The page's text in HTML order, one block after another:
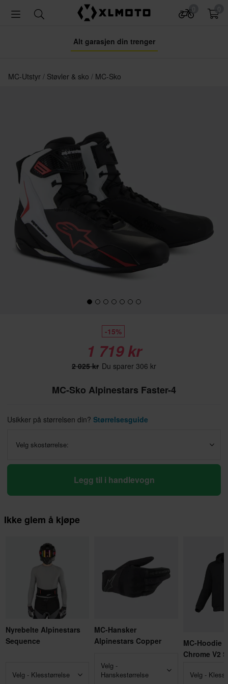
Alt garasjen din trenger
MC-Utstyr Støvler & sko MC-Sko
-15%
1 719 kr
2 025 kr Du sparer 306 kr
MC-Sko Alpinestars Faster-4
Usikker på størrelsen din? Størrelsesguide
Velg skostørrelse:
Legg til i handlevogn
Ikke glem å kjøpe
Nyrebelte Alpinestars
Sequence
Velg - Klesstørrelse
MC-Hansker
Alpinestars Copper
Velg -
Hanskestørrelse
MC-Hoodie
Chrome V2
Velg -